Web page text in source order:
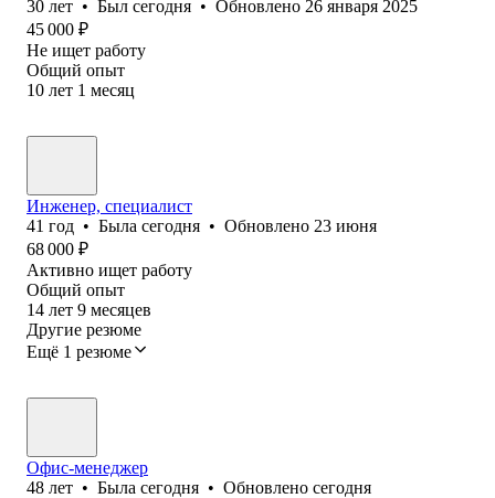
30 лет • Был сегодня • Обновлено 26 января 2025
45 000 ₽
Не ищет работу
Общий опыт
10 лет 1 месяц
Инженер, специалист
41 год • Была сегодня • Обновлено 23 июня
68 000 ₽
Активно ищет работу
Общий опыт
14 лет 9 месяцев
Другие резюме
Ещё 1 резюме
Офис-менеджер
48 лет • Была сегодня • Обновлено сегодня